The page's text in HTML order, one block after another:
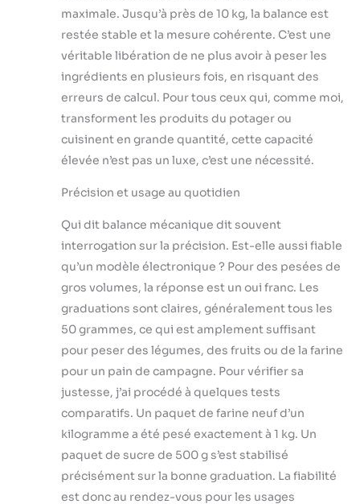
maximale. Jusqu’à près de 10 kg, la balance est
restée stable et la mesure cohérente. C’est une
véritable libération de ne plus avoir à peser les
ingrédients en plusieurs fois, en risquant des
erreurs de calcul. Pour tous ceux qui, comme moi,
transforment les produits du potager ou
cuisinent en grande quantité, cette capacité
élevée n’est pas un luxe, c’est une nécessité.
Précision et usage au quotidien
Qui dit balance mécanique dit souvent
interrogation sur la précision. Est-elle aussi fiable
qu’un modèle électronique ? Pour des pesées de
gros volumes, la réponse est un oui franc. Les
graduations sont claires, généralement tous les
50 grammes, ce qui est amplement suffisant
pour peser des légumes, des fruits ou de la farine
pour un pain de campagne. Pour vérifier sa
justesse, j’ai procédé à quelques tests
comparatifs. Un paquet de farine neuf d’un
kilogramme a été pesé exactement à 1 kg. Un
paquet de sucre de 500 g s’est stabilisé
précisément sur la bonne graduation. La fiabilité
est donc au rendez-vous pour les usages